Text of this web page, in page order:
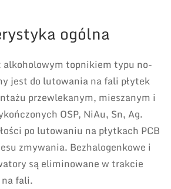
ogólna
alkoholowym topnikiem typu no-
jest do lutowania na fali płytek
przewlekanym, mieszanym i
OSP, NiAu, Sn, Ag.
po lutowaniu na płytkach PCB
zmywania. Bezhalogenkowe i
są eliminowane w trakcie
fali.